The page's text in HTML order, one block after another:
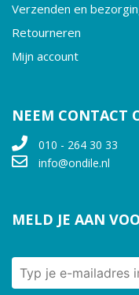
Verzenden en
Retourneren
Mijn account
NEEM CONTACT
010 - 264 30 33
info@ondile.nl
MELD JE AAN